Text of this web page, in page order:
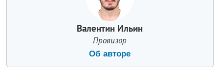
Валентин Ильин
Провизор
Об авторе